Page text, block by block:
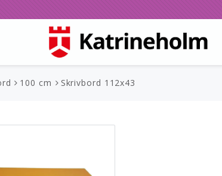
100 cm Skrivbord 112x43